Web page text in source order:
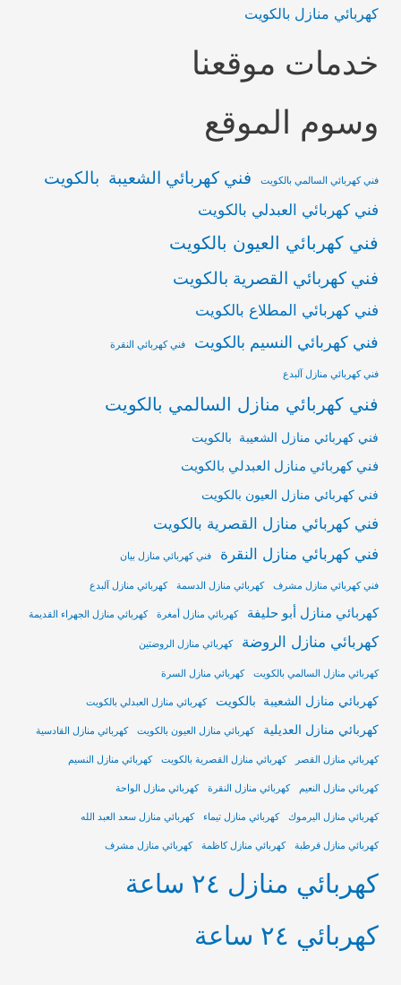
كهربائي منازل بالكويت
خدمات موقعنا
وسوم الموقع
فني كهربائي السالمي بالكويت فني كهربائي الشعيبة بالكويت
فني كهربائي العبدلي بالكويت
فني كهربائي العيون بالكويت
فني كهربائي القصرية بالكويت
فني كهربائي المطلاع بالكويت
فني كهربائي النسيم بالكويت فني كهربائي النقرة
فني كهربائي منازل آلبدع
فني كهربائي منازل السالمي بالكويت
فني كهربائي منازل الشعيبة بالكويت
فني كهربائي منازل العبدلي بالكويت
فني كهربائي منازل العيون بالكويت
فني كهربائي منازل القصرية بالكويت
فني كهربائي منازل النقرة
فني كهربائي منازل بيان
فني كهربائي منازل مشرف كهربائي منازل الدسمة كهربائي منازل آلبدع
كهربائي منازل أبو حليفة كهربائي منازل أمغرة كهربائي منازل الجهراء القديمة
كهربائي منازل الروضة كهربائي منازل الروضتين
كهربائي منازل السالمي بالكويت كهربائي منازل السرة
كهربائي منازل الشعيبة بالكويت كهربائي منازل العبدلي بالكويت
كهربائي منازل العديلية كهربائي منازل العيون بالكويت كهربائي منازل القادسية
كهربائي منازل القصر كهربائي منازل القصرية بالكويت كهربائي منازل النسيم
كهربائي منازل النعيم كهربائي منازل النقرة كهربائي منازل الواحة
كهربائي منازل اليرموك كهربائي منازل تيماء كهربائي منازل سعد العبد الله
كهربائي منازل قرطبة كهربائي منازل كاظمة كهربائي منازل مشرف
كهربائي منازل ٢٤ ساعة
كهربائي ٢٤ ساعة